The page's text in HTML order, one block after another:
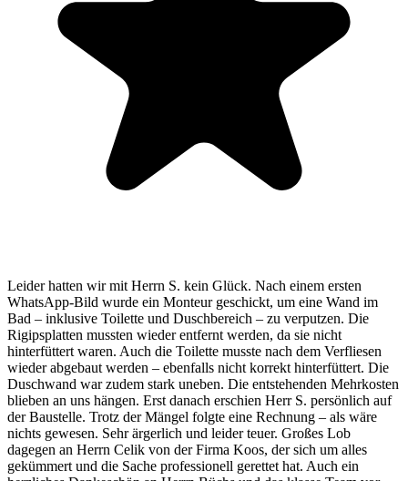
Leider hatten wir mit Herrn S. kein Glück. Nach einem ersten
WhatsApp-Bild wurde ein Monteur geschickt, um eine Wand im
Bad – inklusive Toilette und Duschbereich – zu verputzen. Die
Rigipsplatten mussten wieder entfernt werden, da sie nicht
hinterfüttert waren. Auch die Toilette musste nach dem Verfliesen
wieder abgebaut werden – ebenfalls nicht korrekt hinterfüttert. Die
Duschwand war zudem stark uneben. Die entstehenden Mehrkosten
blieben an uns hängen. Erst danach erschien Herr S. persönlich auf
der Baustelle. Trotz der Mängel folgte eine Rechnung – als wäre
nichts gewesen. Sehr ärgerlich und leider teuer. Großes Lob
dagegen an Herrn Celik von der Firma Koos, der sich um alles
gekümmert und die Sache professionell gerettet hat. Auch ein